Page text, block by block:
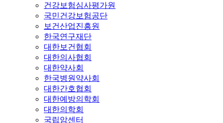
건강보험심사평가원
국민건강보험공단
보건산업진흥원
한국연구재단
대한보건협회
대한의사협회
대한약사회
한국병원약사회
대한간호협회
대한예방의학회
대한의학회
국립암센터